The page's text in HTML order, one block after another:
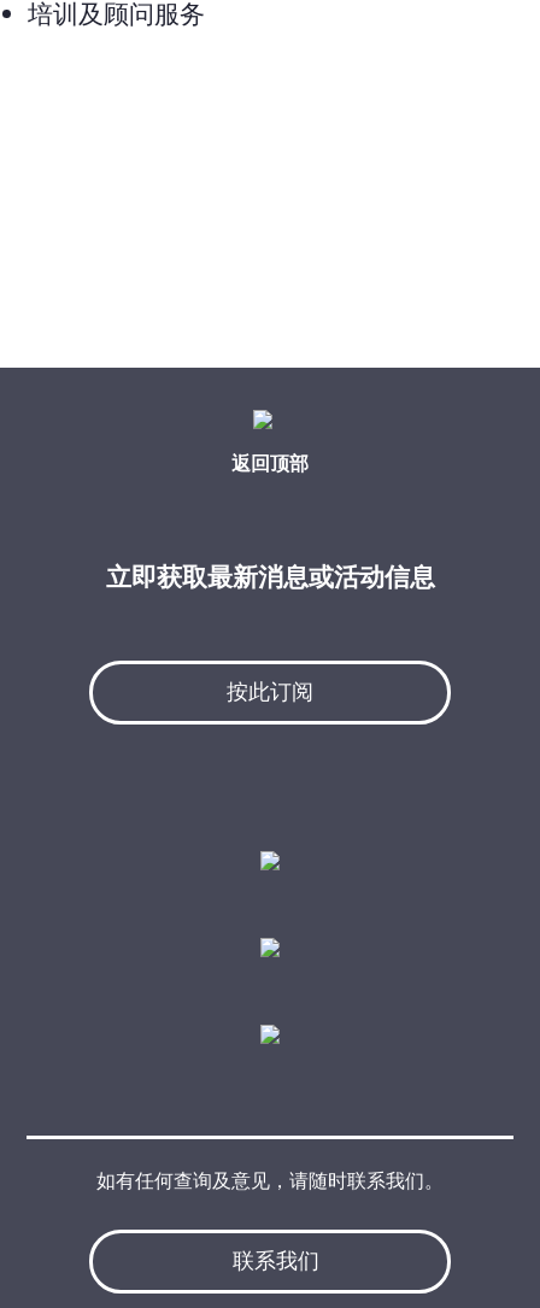
培训及顾问服务
返回顶部
立即获取最新消息或活动信息
按此订阅
联系我们
如有任何查询及意见，请随时联系我们。